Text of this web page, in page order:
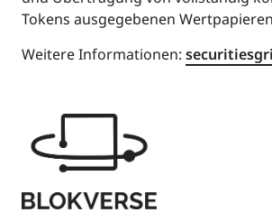
Tokens ausgegebenen
Weitere Informationen: